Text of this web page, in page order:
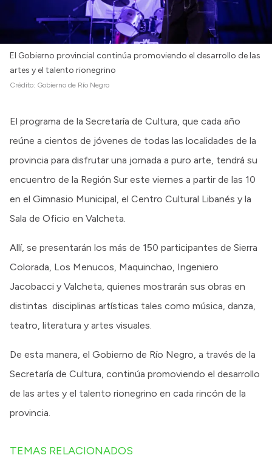
El Gobierno provincial continúa promoviendo el desarrollo de las
artes y el talento rionegrino
Crédito: Gobierno de Río Negro
El programa de la Secretaría de Cultura, que cada año
reúne a cientos de jóvenes de todas las localidades de la
provincia para disfrutar una jornada a puro arte, tendrá su
encuentro de la Región Sur este viernes a partir de las 10
en el Gimnasio Municipal, el Centro Cultural Libanés y la
Sala de Oficio en Valcheta.
Allí, se presentarán los más de 150 participantes de Sierra
Colorada, Los Menucos, Maquinchao, Ingeniero
Jacobacci y Valcheta, quienes mostrarán sus obras en
distintas disciplinas artísticas tales como música, danza,
teatro, literatura y artes visuales.
De esta manera, el Gobierno de Río Negro, a través de la
Secretaría de Cultura, continúa promoviendo el desarrollo
de las artes y el talento rionegrino en cada rincón de la
provincia.
TEMAS RELACIONADOS